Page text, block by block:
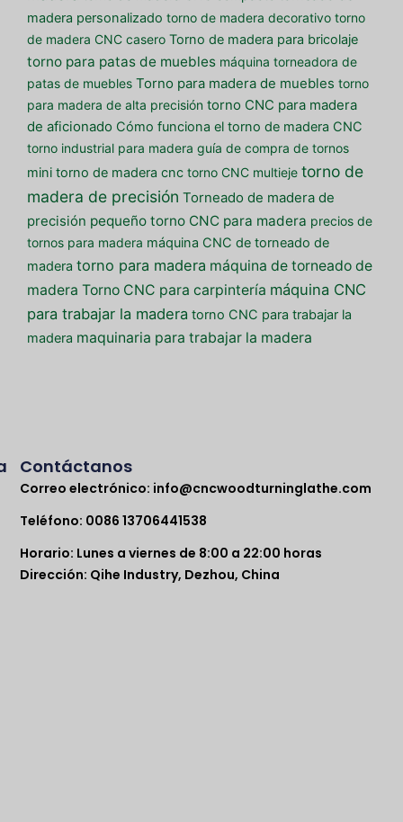
madera personalizado torno de madera decorativo torno
de madera CNC casero Torno de madera para bricolaje
torno para patas de muebles máquina torneadora de
patas de muebles Torno para madera de muebles torno
para madera de alta precisión torno CNC para madera
de aficionado Cómo funciona el torno de madera CNC
torno industrial para madera guía de compra de tornos
mini torno de madera cnc torno CNC multieje torno de
madera de precisión Torneado de madera de
precisión pequeño torno CNC para madera precios de
tornos para madera máquina CNC de torneado de
madera torno para madera máquina de torneado de
madera Torno CNC para carpintería máquina CNC
para trabajar la madera torno CNC para trabajar la
madera maquinaria para trabajar la madera
Contáctanos
Correo electrónico: info@cncwoodturninglathe.com
Teléfono: 0086 13706441538
Horario: Lunes a viernes de 8:00 a 22:00 horas
Dirección: Qihe Industry, Dezhou, China